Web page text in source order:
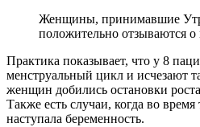
Женщины, принимавшие
положительно отзываются о
Практика показывает, что у 8
менструальный цикл и исчезают
женщин добились остановки
Также есть случаи, когда во время
наступала беременность.